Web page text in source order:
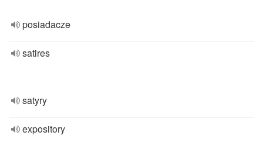
posiadacze
satires
satyry
expository